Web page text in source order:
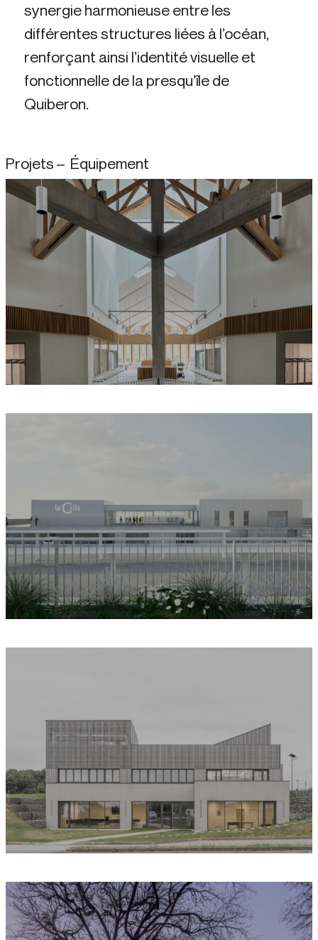
synergie harmonieuse entre les
différentes structures liées à l’océan,
renforçant ainsi l’identité visuelle et
fonctionnelle de la presqu’île de
Quiberon.
Projets – Équipement